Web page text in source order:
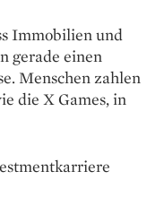
Immobilien und
gerade einen
Menschen zahlen
die X Games, in